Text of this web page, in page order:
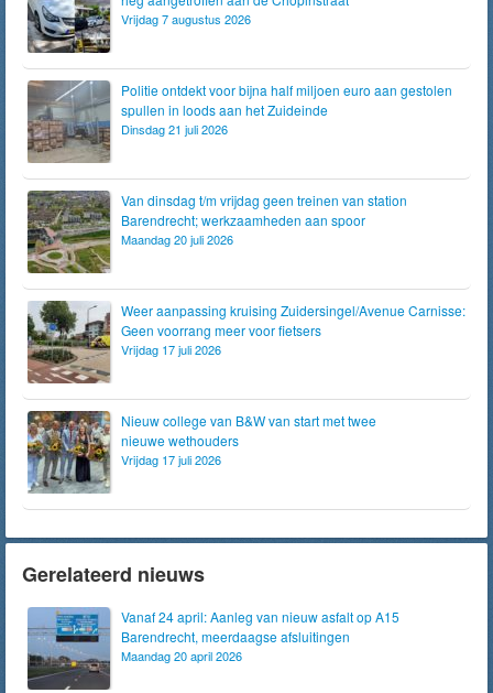
Vrijdag 7 augustus 2026
Politie ontdekt voor bijna half miljoen euro aan gestolen
spullen in loods aan het Zuideinde
Dinsdag 21 juli 2026
Van dinsdag t/m vrijdag geen treinen van station
Barendrecht; werkzaamheden aan spoor
Maandag 20 juli 2026
Weer aanpassing kruising Zuidersingel/Avenue Carnisse:
Geen voorrang meer voor fietsers
Vrijdag 17 juli 2026
Nieuw college van B&W van start met twee
nieuwe wethouders
Vrijdag 17 juli 2026
Gerelateerd nieuws
Vanaf 24 april: Aanleg van nieuw asfalt op A15
Barendrecht, meerdaagse afsluitingen
Maandag 20 april 2026